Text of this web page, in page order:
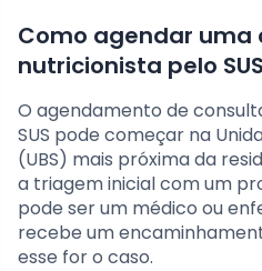
Como agendar uma
nutricionista pelo SUS
O agendamento de
SUS pode começar na
(UBS) mais próxima da
a triagem inicial com um
pode ser um médico ou
recebe um
esse for o caso.